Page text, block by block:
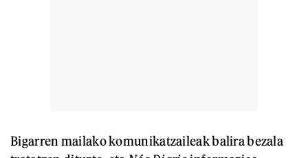
Bigarren mailako komunikatzaileak balira bezala